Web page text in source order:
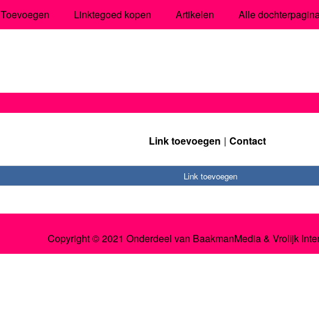
Toevoegen Linktegoed kopen Artikelen Alle
Link toevoegen Contact
Link toevoegen
Copyright © 2021 Onderdeel van BaakmanMedia& Vrolijk